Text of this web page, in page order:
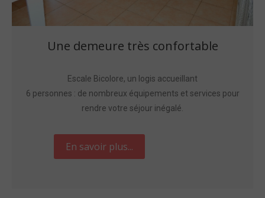
Une demeure très confortable
Escale Bicolore, un logis accueillant
6 personnes : de nombreux équipements et services pour
rendre votre séjour inégalé.